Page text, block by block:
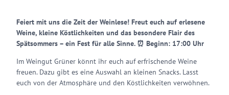
Feiert mit uns die Zeit der Weinlese! Freut euch auf erlesene
Weine, kleine Köstlichkeiten und das besondere Flair des
Spätsommers – ein Fest für alle Sinne. ⏰ Beginn: 17:00 Uhr
Im Weingut Grüner könnt ihr euch auf erfrischende Weine
freuen. Dazu gibt es eine Auswahl an kleinen Snacks. Lasst
euch von der Atmosphäre und den Köstlichkeiten verwöhnen.